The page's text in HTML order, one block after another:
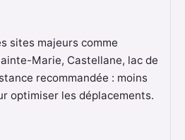
sites majeurs comme
Marie, Castellane, lac de
recommandée : moins
optimiser les déplacements.